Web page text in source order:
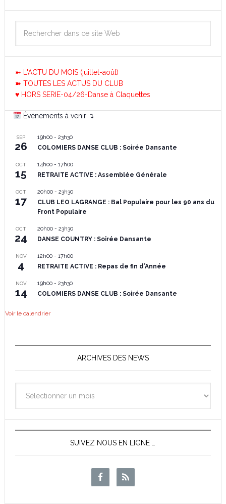
➼ L'ACTU DU MOIS (juillet-août)
➽ TOUTES LES ACTUS DU CLUB
♥ HORS SERIE-04/26-Danse à Claquettes
Événements à venir ↴
SEP
26
19h00- 23h30
COLOMIERS DANSE CLUB : Soirée Dansante
OCT
15
14h00- 17h00
RETRAITE ACTIVE : Assemblée Générale
OCT
17
20h00- 23h30
CLUB LEO LAGRANGE : Bal Populaire pour les 90 ans du
Front Populaire
OCT
24
20h00- 23h30
DANSE COUNTRY : Soirée Dansante
NOV
4
12h00- 17h00
RETRAITE ACTIVE : Repas de fin d’Année
NOV
14
19h00- 23h30
COLOMIERS DANSE CLUB : Soirée Dansante
Voir le calendrier
ARCHIVES DES NEWS
des
News
SUIVEZ NOUS EN LIGNE …